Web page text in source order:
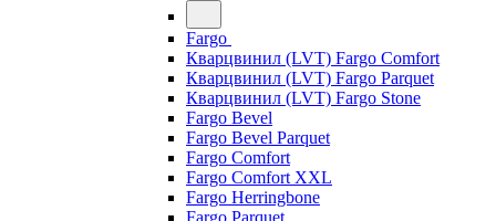
Fargo
Кварцвинил (LVT) Fargo Comfort
Кварцвинил (LVT) Fargo Parquet
Кварцвинил (LVT) Fargo Stone
Fargo Bevel
Fargo Bevel Parquet
Fargo Comfort
Fargo Comfort XXL
Fargo Herringbone
Fargo Parquet